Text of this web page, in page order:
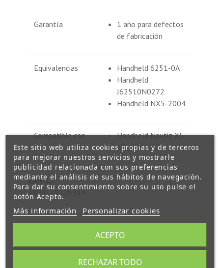
Garantía
1 año para defectos
de fabricación
Equivalencias
Handheld 6251-0A
Handheld
J62510N0272
Handheld NX5-2004
Compatible con
Handheld Nautiz X5
eTicket
EAN-13
4894128128984
Este sitio web utiliza cookies propias y de terceros
para mejorar nuestros servicios y mostrarle
publicidad relacionada con sus preferencias
mediante el análisis de sus hábitos de navegación.
Para dar su consentimiento sobre su uso pulse el
botón Acepto.
Más información Personalizar cookies
RECHAZAR TODO
ACEPTO